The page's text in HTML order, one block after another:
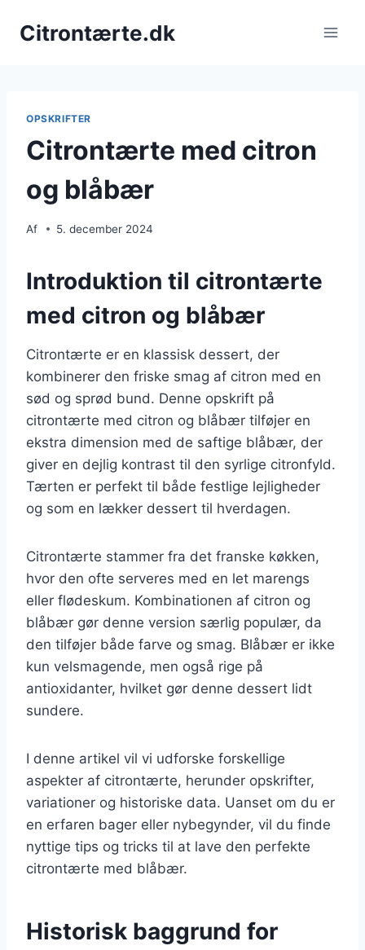
Citrontærte.dk
OPSKRIFTER
Citrontærte med citron
og blåbær
Af 5. december 2024
Introduktion til citrontærte
med citron og blåbær
Citrontærte er en klassisk dessert, der
kombinerer den friske smag af citron med en
sød og sprød bund. Denne opskrift på
citrontærte med citron og blåbær tilføjer en
ekstra dimension med de saftige blåbær, der
giver en dejlig kontrast til den syrlige citronfyld.
Tærten er perfekt til både festlige lejligheder
og som en lækker dessert til hverdagen.
Citrontærte stammer fra det franske køkken,
hvor den ofte serveres med en let marengs
eller flødeskum. Kombinationen af citron og
blåbær gør denne version særlig populær, da
den tilføjer både farve og smag. Blåbær er ikke
kun velsmagende, men også rige på
antioxidanter, hvilket gør denne dessert lidt
sundere.
I denne artikel vil vi udforske forskellige
aspekter af citrontærte, herunder opskrifter,
variationer og historiske data. Uanset om du er
en erfaren bager eller nybegynder, vil du finde
nyttige tips og tricks til at lave den perfekte
citrontærte med blåbær.
Historisk baggrund for